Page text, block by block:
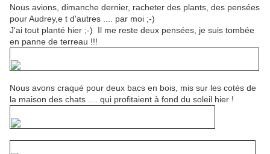
Nous avions, dimanche dernier, racheter des plants, des pensées
pour Audrey,e t d'autres .... par moi ;-)
J'ai tout planté hier ;-) Il me reste deux pensées, je suis tombée
en panne de terreau !!!
Nous avons craqué pour deux bacs en bois, mis sur les cotés de
la maison des chats .... qui profitaient à fond du soleil hier !